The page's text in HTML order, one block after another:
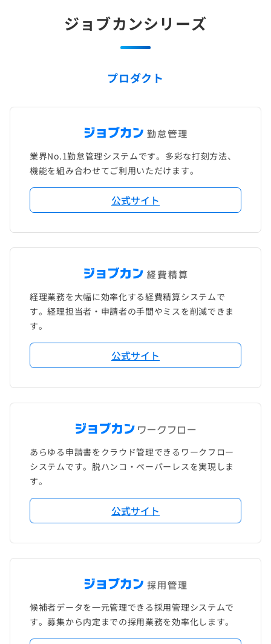
ジョブカンシリーズ
プロダクト
業界No.1勤怠管理システムです。多彩な打刻方法、
機能を組み合わせてご利用いただけます。
公式サイト
経理業務を大幅に効率化する経費精算システムで
す。経理担当者・申請者の手間やミスを削減できま
す。
公式サイト
あらゆる申請書をクラウド管理できるワークフロー
システムです。脱ハンコ・ペーパーレスを実現しま
す。
公式サイト
候補者データを一元管理できる採用管理システムで
す。募集から内定までの採用業務を効率化します。